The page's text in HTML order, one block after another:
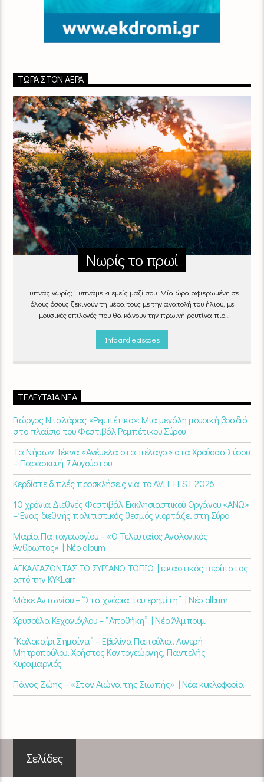
ΤΏΡΑ ΣΤΟΝ ΑΈΡΑ
Νωρίς το πρωί
Ξυπνάς νωρίς; Ξυπνάμε κι εμείς μαζί σου. Μία ώρα αφιερωμένη σε
όλους όσους ξεκινούν τη μέρα τους με την ανατολή του ήλιου, με
μουσικές επιλογές που θα κάνουν την πρωινή ρουτίνα πιο
06:00 - 07:00 στον Empneusi 107 FM
Info and episodes
ΤΕΛΕΥΤΑΊΑ ΝΈΑ
Γιώργος Νταλάρας «Ρεμπέτικο»: Μια μεγάλη μουσική βραδιά
στο πλαίσιο του Φεστιβάλ Ρεμπέτικου Σύρου
Τα Νήσων Τέκνα «Ανέμελα στα πέλαγα» στα Χρούσσα Σύρου
– Παρασκευή 7 Αυγούστου
Κερδίστε διπλές προσκλήσεις για το AVLI FEST 2026
10 χρόνια Διεθνές Φεστιβάλ Εκκλησιαστικού Οργάνου «ΑΝΩ»
– Ένας διεθνής πολιτιστικός θεσμός γιορτάζει στη Σύρο​
Μαρία Παπαγεωργίου – «Ο Τελευταίος Αναλογικός
Άνθρωπος» | Νέο album
ΑΓΚΑΛΙΑΖΟΝΤΑΣ ΤΟ ΣΥΡΙΑΝΟ ΤΟΠΙΟ | εικαστικός περίπατος
από την KYKLart
Μάκε Αντωνίου – “Στα χνάρια του ερημίτη” | Νέο album
Χρυσούλα Κεχαγιόγλου – “Αποθήκη” | Νέο Άλμπουμ
“Καλοκαίρι Σημαίνει” – Εβελίνα Παπούλια, Λυγερή
Μητροπούλου, Χρήστος Κοντογεώργης, Παντελής
Κυραμαργιός
Πάνος Ζώης – «Στον Αιώνα της Σιωπής» | Νέα κυκλοφορία
Σελίδες